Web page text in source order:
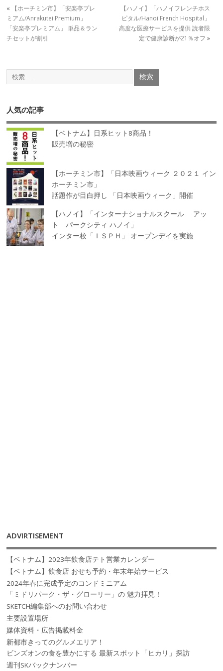
«
【ホーチミン市】「安楽亭プレ
ミアム/Anrakutei Premium」
「安楽亭プレミアム」 単品＆ラン
チセットが割引
【ハノイ】「ハノイフレンチホス
ピタル/Hanoi French Hospital」
高度な医療サービスを提供 読者限
定で健康診断が21％オフ »
人気の記事
【ベトナム】日系ヒット8商品！
販売増の秘密
【ホーチミン市】「日本映画ウィーク ２０２１ イン
ホーチミン市」
話題作が目白押し 「日本映画ウィーク」開催
【ハノイ】「インターナショナルスクール アッ
ト パークシティ ハノイ」
インター校「ＩＳＰＨ」 オープンデイを実施
ADVIRTISEMENT
【ベトナム】2023年飲食店テト営業カレンダー
【ベトナム】飲食店 おせち予約・年末年始サービス
2024年春に完成予定のコンドミニアム
「ミドリパーク・ザ・グローリー」の 魅力拝見！
SKETCH編集部へのお問い合わせ
主要設置場所
媒体資料・広告掲載料金
新都市きってのグルメエリア！
ビンズオンの食を豊かにする 最新スポット「ヒカリ」探訪
週刊SKバックナンバー